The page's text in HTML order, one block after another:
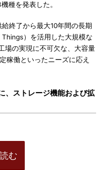
種を発表した。
終了から最大10年間の長期
）を活用した大規模な
場の実現に不可欠な、大容量
稼働といったニーズに応え
、ストレージ機能および拡
む